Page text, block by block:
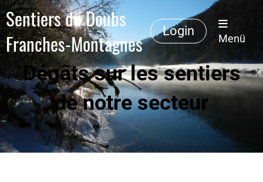
Sentiers du Doubs
Franches-Montagnes
Login
Menü
Dégâts sur les sentiers
de notre secteur